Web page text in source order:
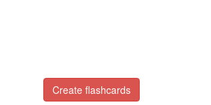
Create flashcards